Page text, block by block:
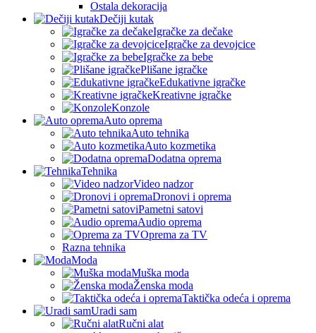
Ostala dekoracija
Dečiji kutak
Igračke za dečake
Igračke za devojcice
Igračke za bebe
Plišane igračke
Edukativne igračke
Kreativne igračke
Konzole
Auto oprema
Auto tehnika
Auto kozmetika
Dodatna oprema
Tehnika
Video nadzor
Dronovi i oprema
Pametni satovi
Audio oprema
Oprema za TV
Razna tehnika
Moda
Muška moda
Ženska moda
Taktička odeća i oprema
Uradi sam
Ručni alat